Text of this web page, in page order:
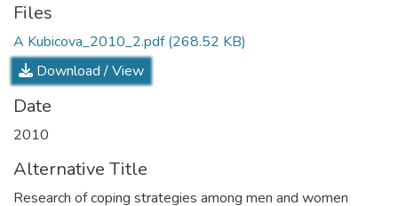
Files
A Kubicova_2010_2.pdf(268.52 KB)
Download / View
Date
2010
Alternative Title
Research of coping strategies among men and women